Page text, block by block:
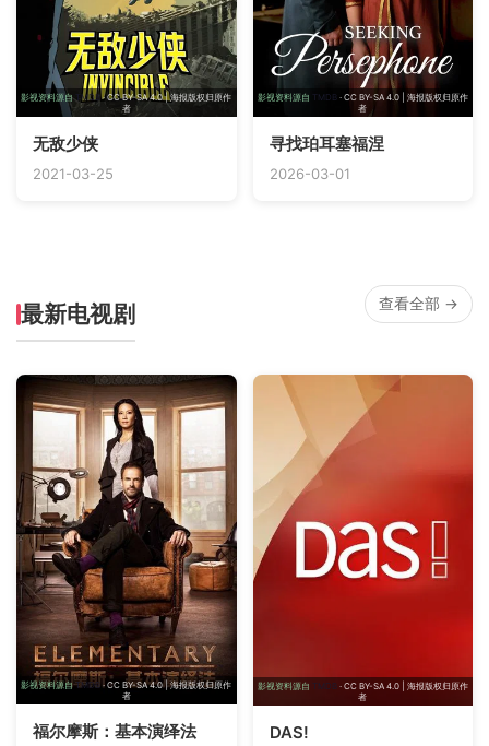
影视资料源自TMDB· CC BY-SA 4.0 | 海报版权归原作
者
无敌少侠
2021-03-25
影视资料源自 TMDB· CC BY-SA 4.0 | 海报版权归原作
者
寻找珀耳塞福涅
2026-03-01
最新电视剧 查看全部 →
影视资料源自TMDB · CC BY-SA 4.0 | 海报版权归原作
者
福尔摩斯：基本演绎法
影视资料源自 TMDB· CC BY-SA 4.0 | 海报版权归原作
者
DAS!